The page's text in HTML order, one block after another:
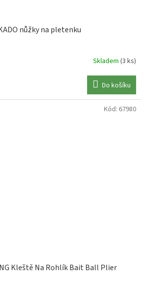
nůžky na pletenku
Skladem (3 ks)
Do košíku
Kleště Na Rohlík Bait Ball Plier
Kód: 67980